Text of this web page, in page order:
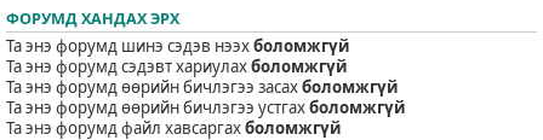
ФОРУМД ХАНДАХ ЭРХ
Та энэ форумд шинэ сэдэв нээхболомжгүй
Та энэ форумд сэдэвт хариулахболомжгүй
Та энэ форумд өөрийн бичлэгээ засахболомжгүй
Та энэ форумд өөрийн бичлэгээ устгахболомжгүй
Та энэ форумд файл хавсаргахболомжгүй